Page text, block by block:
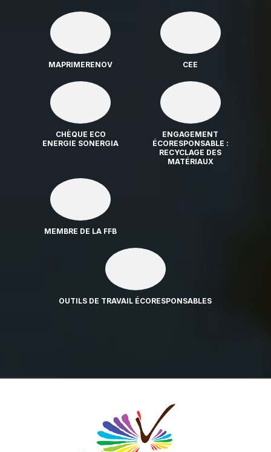
MAPRIMERENOV CEE
CHÈQUE ECO
ENERGIE SONERGIA
ENGAGEMENT
ÉCORESPONSABLE :
RECYCLAGE DES
MATÉRIAUX
MEMBRE DE LA FFB
OUTILS DE TRAVAIL ÉCORESPONSABLES